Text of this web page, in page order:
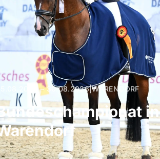
25.08.2026 – 30.08.2026|WARENDORF
in